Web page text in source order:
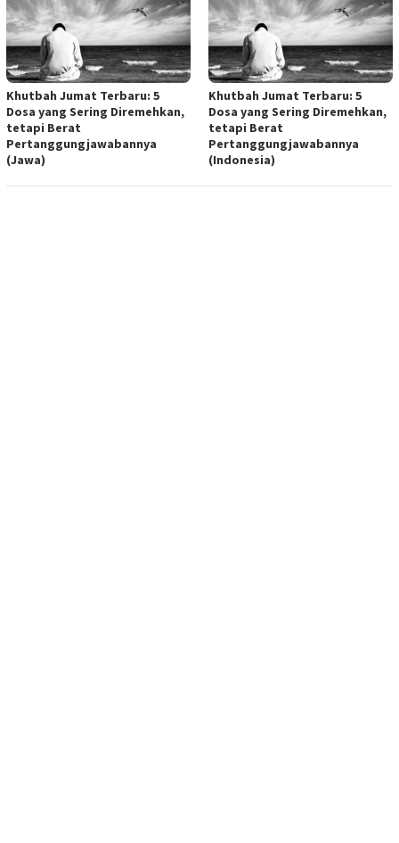
Khutbah Jumat Terbaru: 5
Dosa yang Sering Diremehkan,
tetapi Berat
Pertanggungjawabannya
(Jawa)
Khutbah Jumat Terbaru: 5
Dosa yang Sering Diremehkan,
tetapi Berat
Pertanggungjawabannya
(Indonesia)